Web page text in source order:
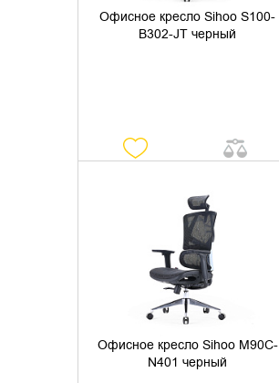
Офисное кресло Sihoo S100-
B302-JT черный
Офисное кресло Sihoo M90C-
N401 черный
УТОЧНИТЬ НАЛИЧИЕ